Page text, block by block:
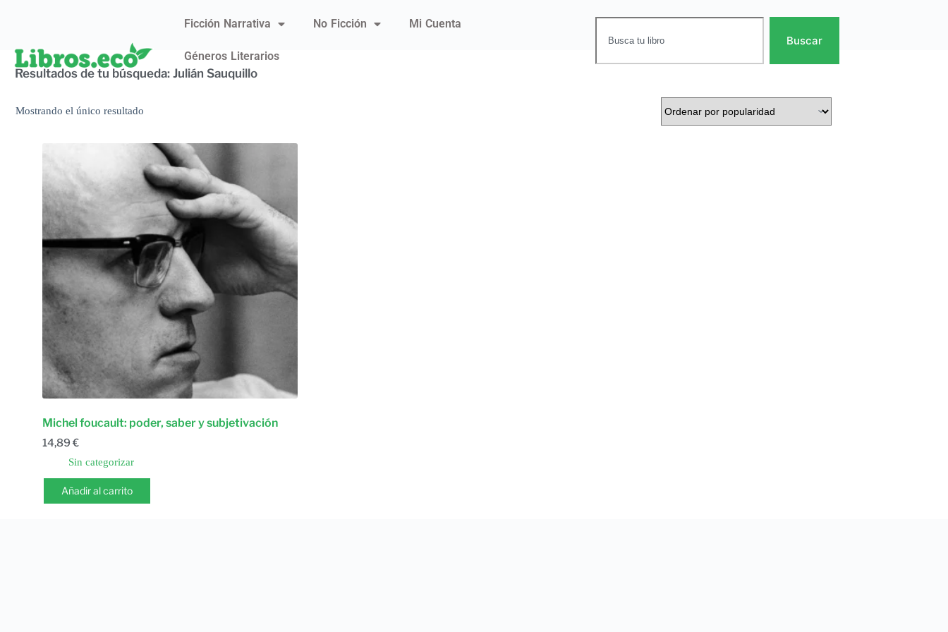
Ficción Narrativa No Ficción Mi Cuenta
Géneros Literarios
Buscar
Resultados de tu búsqueda: Julián Sauquillo
Mostrando el único resultado
Michel foucault: poder, saber y subjetivación
14,89 €
Sin categorizar
Añadir al carrito